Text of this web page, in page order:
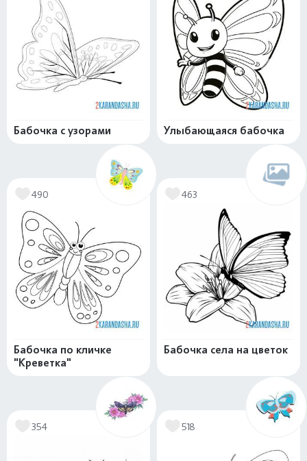
Бабочка с узорами Улыбающаяся бабочка
490
Бабочка по кличке
"Креветка"
463
Бабочка села на цветок
354 518